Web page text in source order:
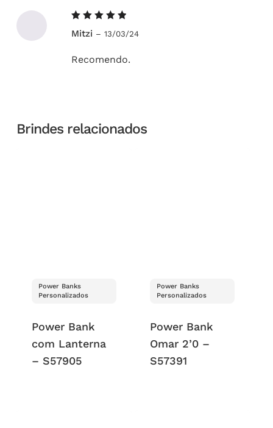
5de 5
Mitzi – 13/03/24
Recomendo.
Brindes relacionados
Power Banks
Personalizados
Power Bank
com Lanterna
– S57905
Power Banks
Personalizados
Power Bank
Omar 2’0 –
S57391